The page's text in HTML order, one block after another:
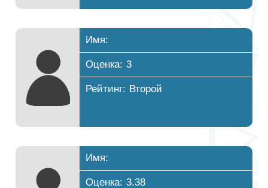
Имя:
Оценка: 3
Рейтинг: Второй
Имя:
Оценка: 3.38